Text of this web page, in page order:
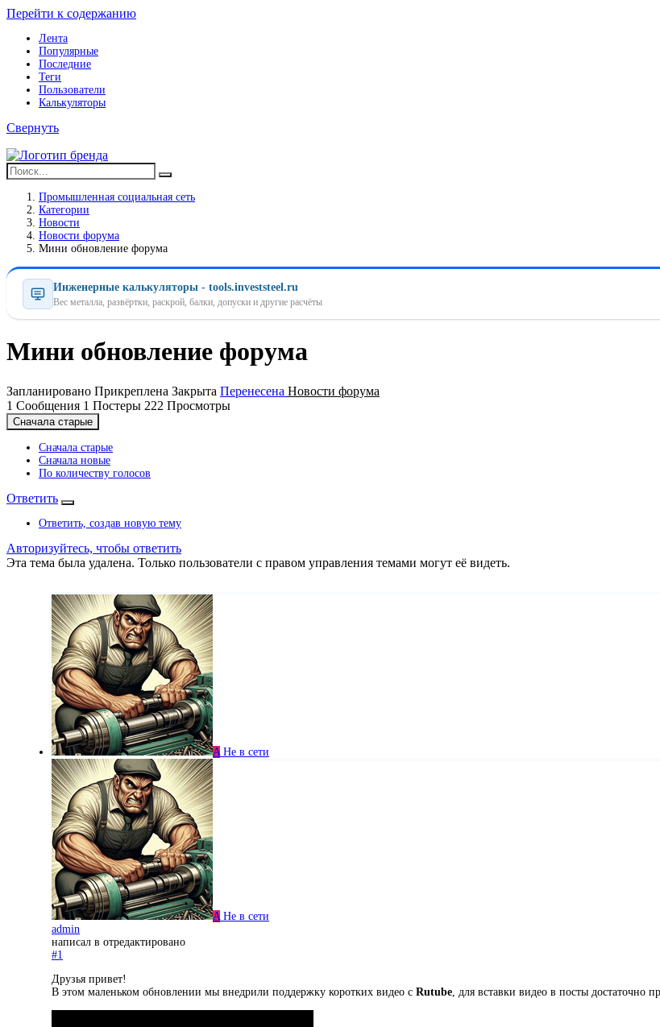
Перейти к содержанию
Лента
Популярные
Последние
Теги
Пользователи
Калькуляторы
Свернуть
Промышленная социальная сеть
Категории
Новости
Новости форума
Мини обновление форума
Инженерные калькуляторы - tools.investsteel.ru
Вес металла, развёртки, раскрой, балки, допуски и другие расчёты
Мини обновление форума
Запланировано Прикреплена Закрыта Перенесена Новости форума
1 Сообщения 1 Постеры 222 Просмотры
Сначала старые
Сначала старые
Сначала новые
По количеству голосов
Ответить
Ответить, создав новую тему
Авторизуйтесь, чтобы ответить
Эта тема была удалена. Только пользователи с правом управления темами могут её видеть.
A Не в сети
A Не в сети
admin
написал в отредактировано
#1
Друзья привет!
В этом маленьком обновлении мы внедрили поддержку коротких видео с Rutube , для вставки видео в посты достаточно